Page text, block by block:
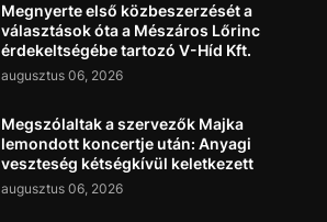
Megnyerte első közbeszerzését a
választások óta a Mészáros Lőrinc
érdekeltségébe tartozó V-Híd Kft.
augusztus 06, 2026
Megszólaltak a szervezők Majka
lemondott koncertje után: Anyagi
veszteség kétségkívül keletkezett
augusztus 06, 2026